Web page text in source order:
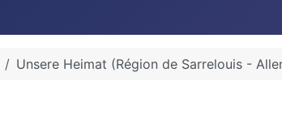
Unsere Heimat (Région de Sarrelouis -